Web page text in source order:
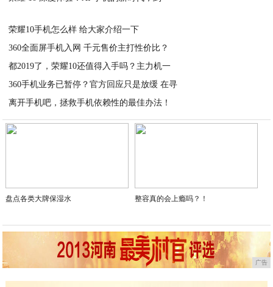
荣耀10手机怎么样 给大家介绍一下
360全面屏手机入网 千元售价主打性价比？
都2019了，荣耀10还值得入手吗？主力机一
360手机业务已暂停？官方回应只是放缓 在寻
离开手机吧，拯救手机依赖性的最佳办法！
2020-05-04
盘点各类大牌保湿水 整容真的会上瘾吗？！
广告